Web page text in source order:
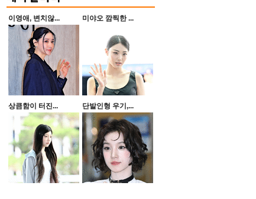
이영애, 변치않... 미야오 깜찍한 ...
상큼함이 터진... 단발인형 우기,...